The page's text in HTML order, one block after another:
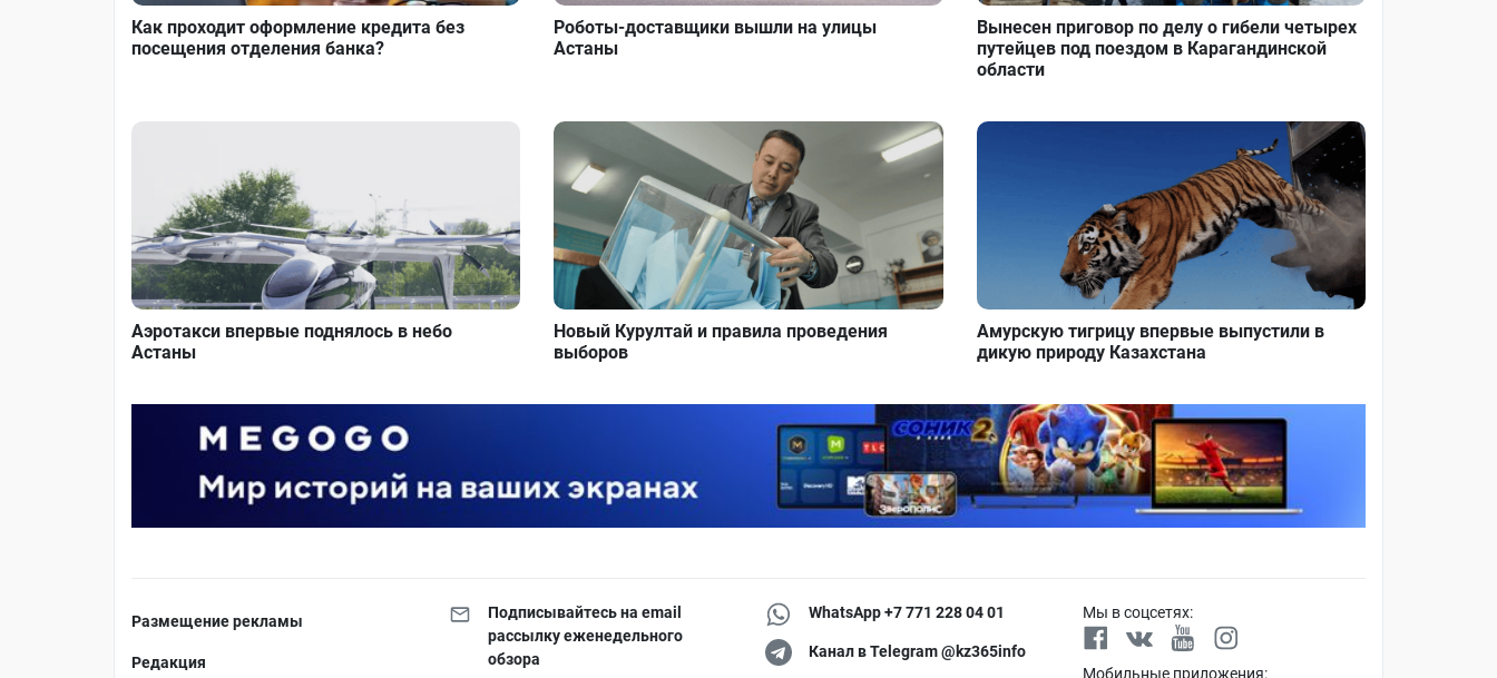
Как проходит оформление кредита без
посещения отделения банка?
Роботы-доставщики вышли на улицы
Астаны
Вынесен приговор по делу о гибели четырех
путейцев под поездом в Карагандинской
области
Аэротакси впервые поднялось в небо
Астаны
Новый Курултай и правила проведения
выборов
Амурскую тигрицу впервые выпустили в
дикую природу Казахстана
Размещение рекламы
Редакция
Подписывайтесь на email
рассылку еженедельного
обзора
WhatsApp +7 771 228 04 01
Канал в Telegram @kz365info
Мы в соцсетях:
Мобильные приложения: